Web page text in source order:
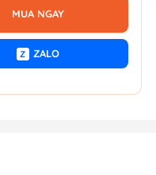
MUA NGAY
Z ZALO